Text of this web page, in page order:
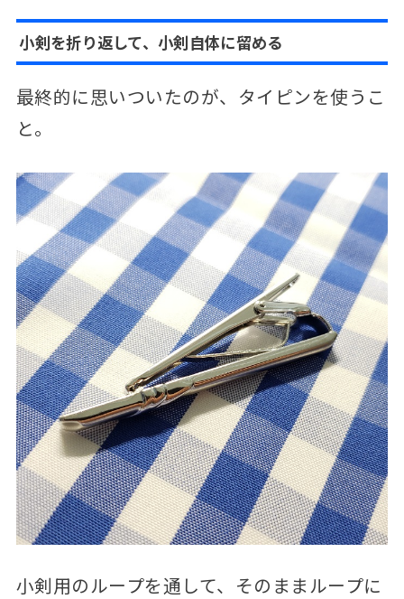
小剣を折り返して、小剣自体に留める
最終的に思いついたのが、タイピンを使うこ
と。
小剣用のループを通して、そのままループに